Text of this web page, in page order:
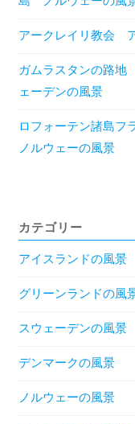
アークレイリ教会
ガムラスタンの路
ェーデンの風景
ロフォーテン諸島
ノルウェーの風景
カテゴリー
アイスランドの風景
グリーンランドの風
スウェーデンの風景
デンマークの風景
ノルウェーの風景